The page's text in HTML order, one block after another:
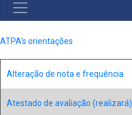
NAVEGAÇÃO
PRINCIPAL
ATPA's orientações
Alteração de nota e frequência
Atestado de avaliação (realizará)